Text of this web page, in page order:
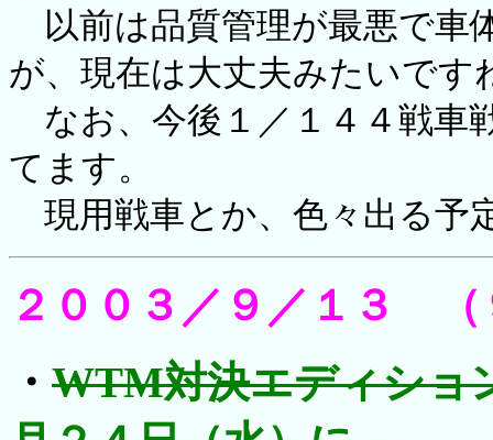
以前は品質管理が最悪で車
が、現在は大丈夫みたいです
なお、今後１／１４４戦車
てます。
現用戦車とか、色々出る
２００３／９／１３ （
・ WTM対決エディショ